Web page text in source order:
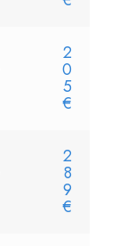
2
0
5
€
2
8
9
€